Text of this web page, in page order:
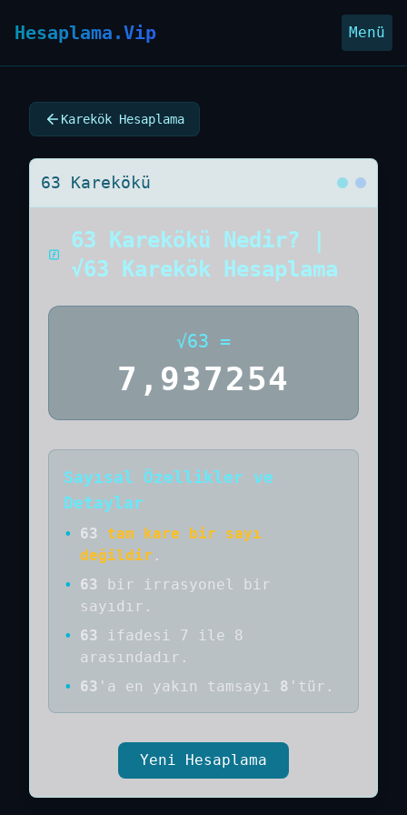
Hesaplama.Vip Menü
Karekök Hesaplama
63 Karekökü
63 Karekökü Nedir? |
√63 Karekök Hesaplama
√63 =
7,937254
Sayısal Özellikler ve
Detaylar
• 63
tam kare bir sayı
değildir .
•
63 bir
irrasyonel bir
sayıdır .
•
63
ifadesi 7 ile 8
arasındadır.
•
63 'a en yakın tamsayı 8 'tür.
Yeni Hesaplama